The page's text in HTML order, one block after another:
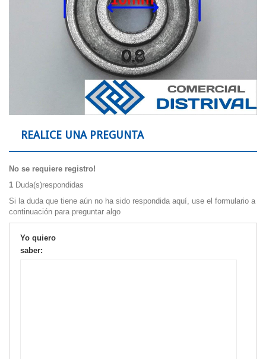
REALICE UNA PREGUNTA
No se requiere registro!
1 Duda(s)respondidas
Si la duda que tiene aún no ha sido respondida aquí, use el formulario a
continuación para preguntar algo
Yo quiero
saber: